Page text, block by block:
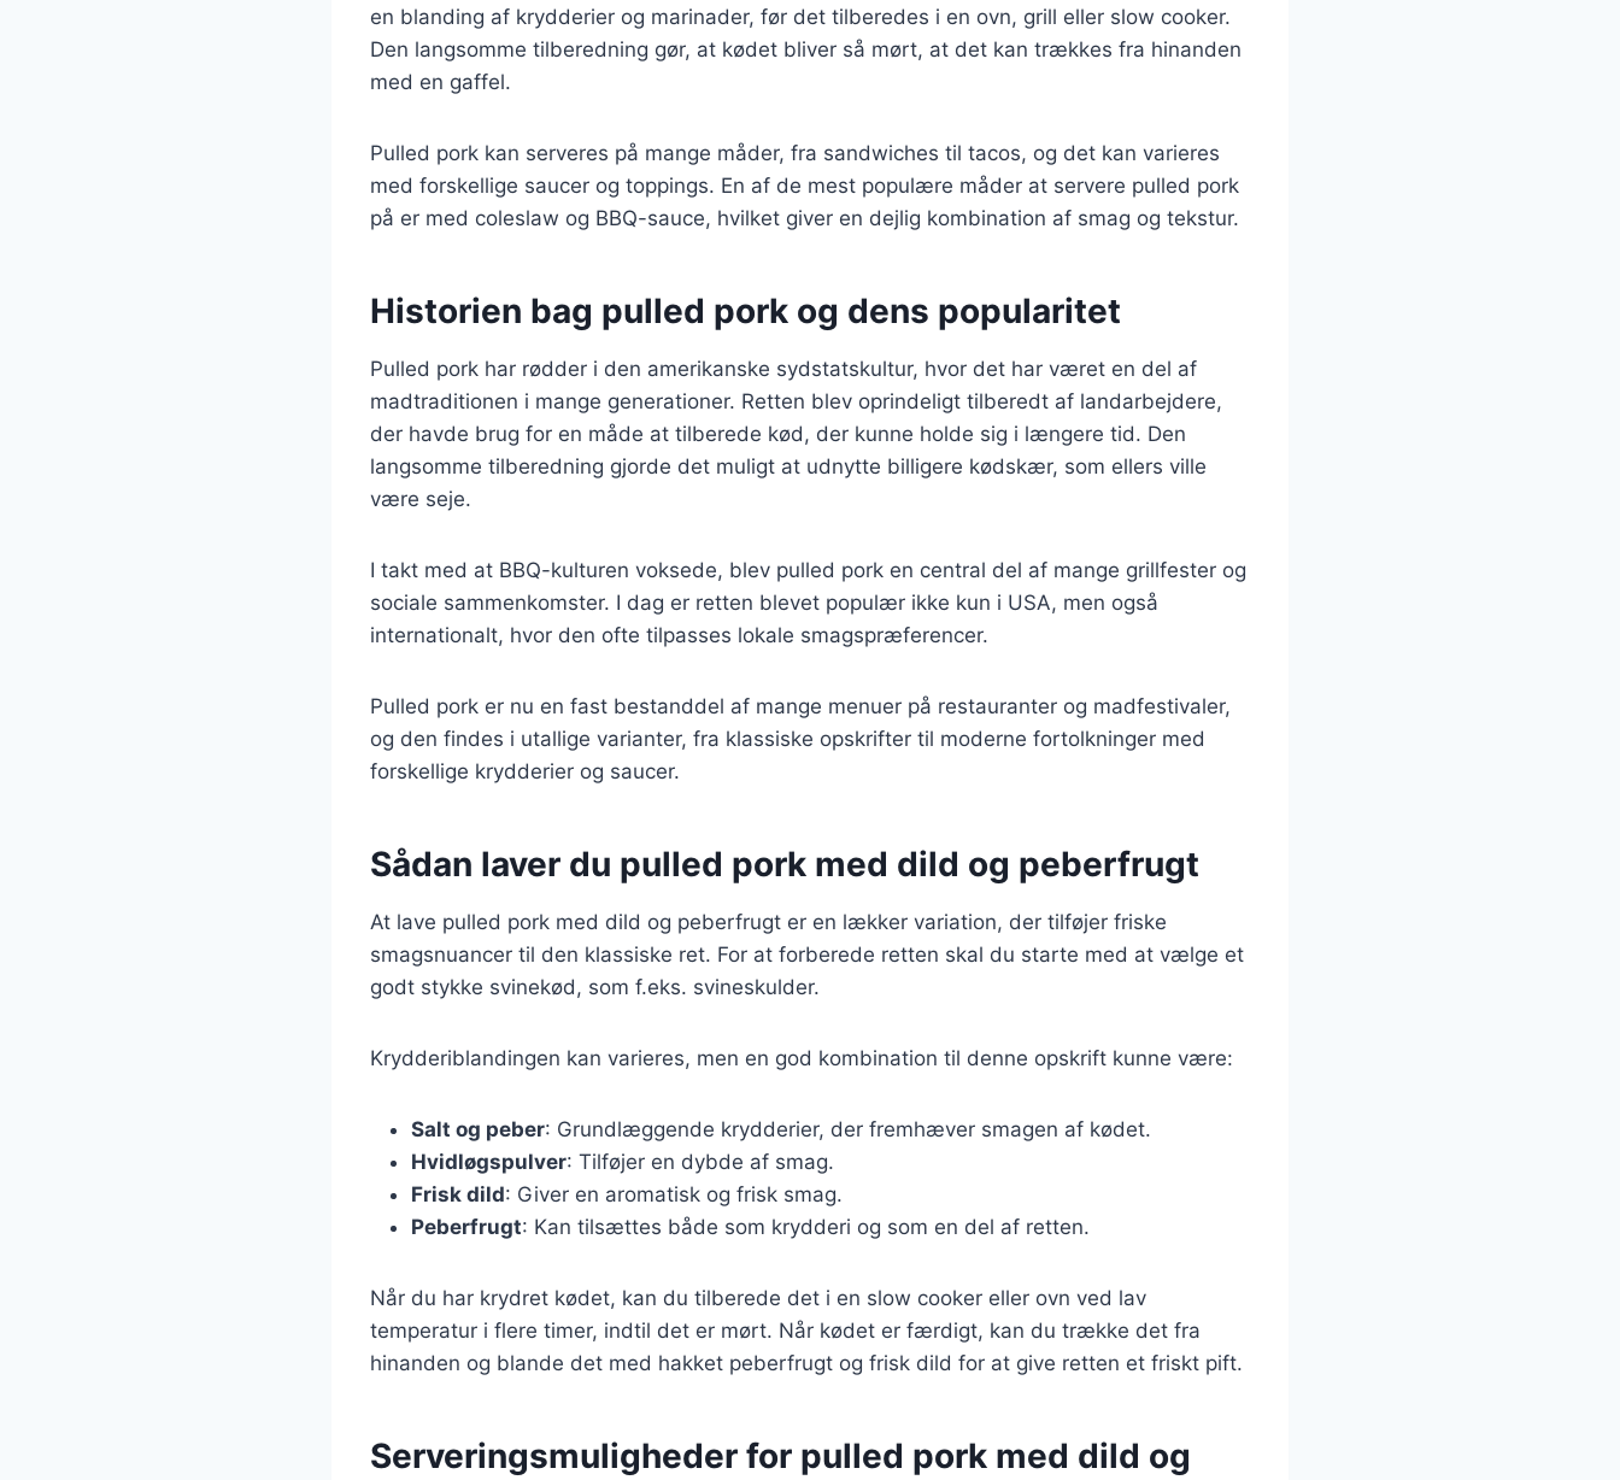
en blanding af krydderier og marinader, før det tilberedes i en ovn, grill eller slow cooker.
Den langsomme tilberedning gør, at kødet bliver så mørt, at det kan trækkes fra hinanden
med en gaffel.
Pulled pork kan serveres på mange måder, fra sandwiches til tacos, og det kan varieres
med forskellige saucer og toppings. En af de mest populære måder at servere pulled pork
på er med coleslaw og BBQ-sauce, hvilket giver en dejlig kombination af smag og tekstur.
Historien bag pulled pork og dens popularitet
Pulled pork har rødder i den amerikanske sydstatskultur, hvor det har været en del af
madtraditionen i mange generationer. Retten blev oprindeligt tilberedt af landarbejdere,
der havde brug for en måde at tilberede kød, der kunne holde sig i længere tid. Den
langsomme tilberedning gjorde det muligt at udnytte billigere kødskær, som ellers ville
være seje.
I takt med at BBQ-kulturen voksede, blev pulled pork en central del af mange grillfester og
sociale sammenkomster. I dag er retten blevet populær ikke kun i USA, men også
internationalt, hvor den ofte tilpasses lokale smagspræferencer.
Pulled pork er nu en fast bestanddel af mange menuer på restauranter og madfestivaler,
og den findes i utallige varianter, fra klassiske opskrifter til moderne fortolkninger med
forskellige krydderier og saucer.
Sådan laver du pulled pork med dild og peberfrugt
At lave pulled pork med dild og peberfrugt er en lækker variation, der tilføjer friske
smagsnuancer til den klassiske ret. For at forberede retten skal du starte med at vælge et
godt stykke svinekød, som f.eks. svineskulder.
Krydderiblandingen kan varieres, men en god kombination til denne opskrift kunne være:
Salt og peber: Grundlæggende krydderier, der fremhæver smagen af kødet.
Hvidløgspulver: Tilføjer en dybde af smag.
Frisk dild: Giver en aromatisk og frisk smag.
Peberfrugt: Kan tilsættes både som krydderi og som en del af retten.
Når du har krydret kødet, kan du tilberede det i en slow cooker eller ovn ved lav
temperatur i flere timer, indtil det er mørt. Når kødet er færdigt, kan du trække det fra
hinanden og blande det med hakket peberfrugt og frisk dild for at give retten et friskt pift.
Serveringsmuligheder for pulled pork med dild og